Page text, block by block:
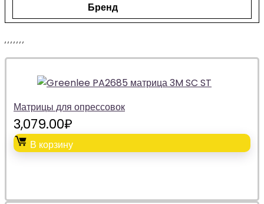
Бренд
,,,,,,,
Матрицы для опрессовок
3,079.00₽
В корзину